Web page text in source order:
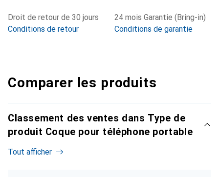
Droit de retour de 30 jours
Conditions de retour
24 mois Garantie (Bring-in)
Conditions de garantie
Comparer les produits
Classement des ventes dans Type de
produit Coque pour téléphone portable
Tout afficher